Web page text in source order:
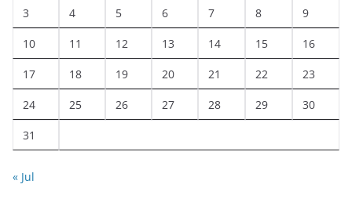
3 4 5 6 7 8 9
10 11 12 13 14 15 16
17 18 19 20 21 22 23
24 25 26 27 28 29 30
31
« Jul